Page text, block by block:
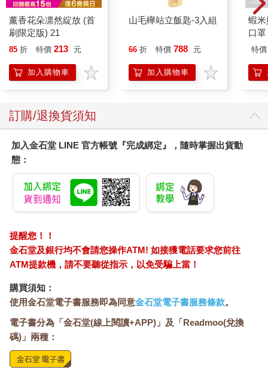
這些高齡竊盜者不是沒有錢，也根本不需要這些商品，他們只是
希望藉由自己微小的犯罪行為，勞動警方幫忙聯絡遠方的家人或
子女，讓他們回來看看自己……
真的，如果人們活到高齡，所期待的只是平原般恬靜穩定的生
窿，讓高齡者平靜的安養生活出現重大的危機與變數。
人都會老，你希望自己的老後，是在監獄裡度過嗎？
性別，在相對偏向保守的東方文化社會，一直都是關起門來的事
情。但是台灣在這個議題上，因著治安事件的發生，有了更為深
刻的改變與反省機會。例如：鄧○雯殺夫案，讓我們制訂了亞洲第
一部家庭暴力防治法，讓隱藏在家門後的啜泣聲，終有被聽到的
一天。因為性別平權觀念的推展，通姦罪的廢除、司法院釋字第
七四八號解釋施行法、跟蹤騷擾法、性別平等工作法、性別平等
關議題的前進與改變。
但，法律變了，人心變了嗎？
與性有關的犯罪案件，在 Me Too 運動的揭示下，已經在世界各
地掀起討論與關注。而這些與性有關的犯罪或是偏差，最讓人感
到擔憂與害怕的是，似乎就在我們身邊，似乎無時無刻正發生
著。
近年來隨著性別平權觀念的推展，與傳統刻板性別印象之間產生
巨大的衝擊，讓這些原本存在於人們心中、被壓抑的性別意識，
浮上檯面成為尖銳對話的引爆點。
那些與性別有關的事，想談談的是，法律改變後，人心變了嗎？
這件事。這些與性別有關的偏差或是犯罪行為，對於人性本善會
薰香花朵凛然綻放 (首
刷限定版) 21
85 折 特價 213 元
加入購物車
山毛櫸站立飯匙-3入組
66 折 特價 788 元
加入購物車
蝦
口
特價
訂購/退換貨須知
加入金石堂 LINE 官方帳號『完成綁定』，隨時掌握出貨動
態：
提醒您！！
金石堂及銀行均不會請您操作ATM! 如接獲電話要求您前往
ATM提款機，請不要聽從指示，以免受騙上當！
購買須知：
使用金石堂電子書服務即為同意金石堂電子書服務條款。
電子書分為「金石堂(線上閱讀+APP)」及「Readmoo(兌換
碼)」兩種：